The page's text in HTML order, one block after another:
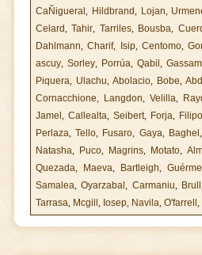
CaÑigueral , Hildbrand, Lojan,
Celard,Tahir, Tarriles, Bousba,
Dahlmann,Charif, Isip,Centomo,
ascuy, Sorley, Porrúa, Qabil ,
Piquera, Ulachu, Abolacio, Bobe,
Cornacchione, Langdon,Velilla,
Jamel , Callealta, Seibert, Forja,
Perlaza,Tello, Fusaro, Gaya, Baghel ,
Natasha, Puco, Magrins, Motato,
Quezada, Maeva, Bartleigh,
Samalea,Oyarzabal, Carmaniu, Brull
Tarrasa, Mcgill , Iosep, Navila, O'farrell ,